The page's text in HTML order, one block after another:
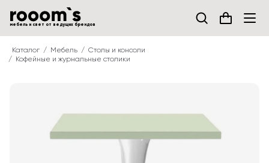
мебель и свет от ведущих брендов
Каталог Мебель
Столы и консоли
Кофейные и журнальные столики